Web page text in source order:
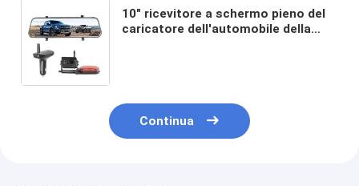
10" ricevitore a schermo pieno del
caricatore dell'automobile della
Continua